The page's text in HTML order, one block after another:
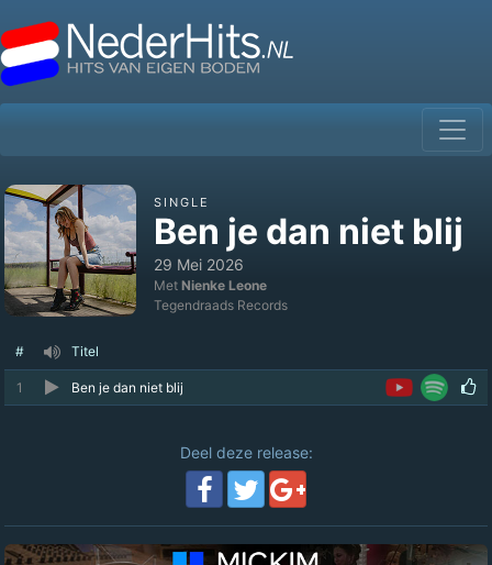
SINGLE
Ben je dan niet blij
29 Mei 2026
Met Nienke Leone
Tegendraads Records
# Titel
1 Ben je dan niet blij
Deel deze release: